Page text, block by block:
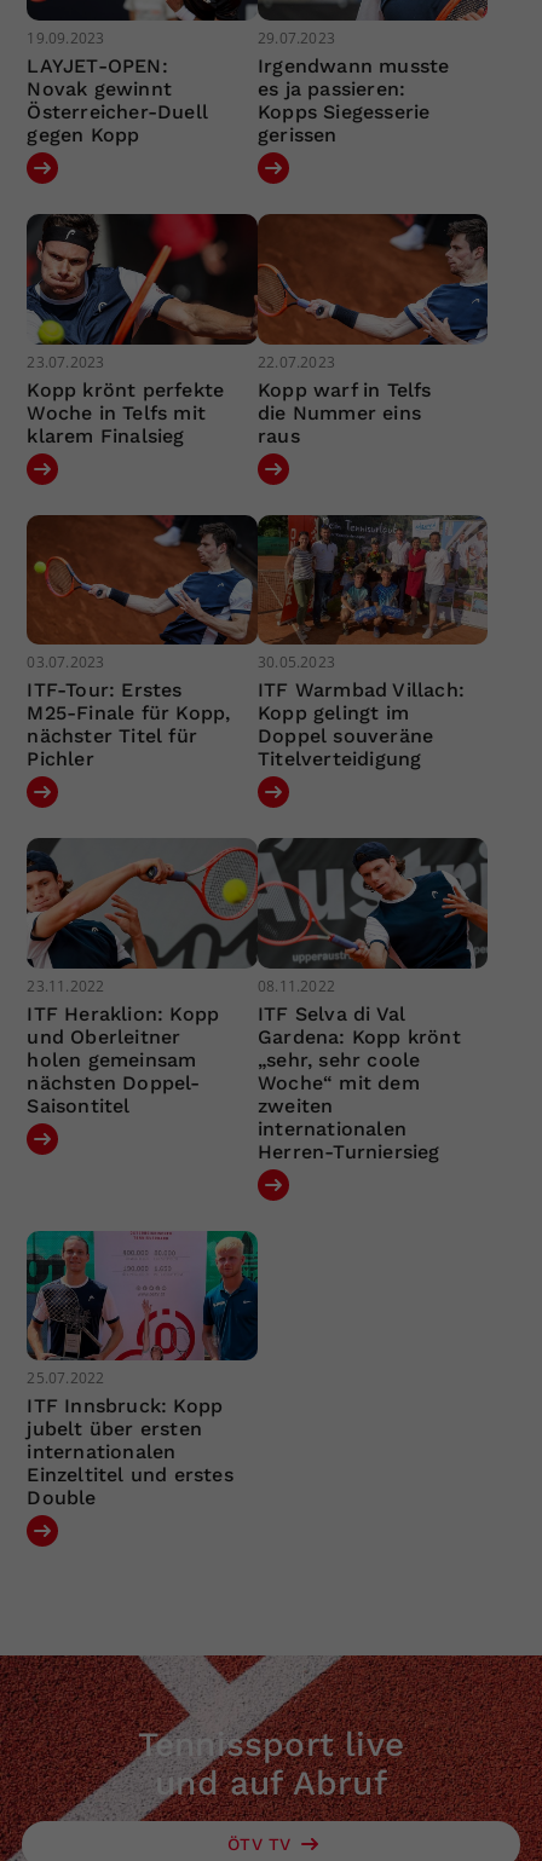
19.09.2023
LAYJET-OPEN:
Novak gewinnt
Österreicher-Duell
gegen Kopp
29.07.2023
Irgendwann musste
es ja passieren:
Kopps Siegesserie
gerissen
23.07.2023
Kopp krönt perfekte
Woche in Telfs mit
klarem Finalsieg
22.07.2023
Kopp warf in Telfs
die Nummer eins
raus
03.07.2023
ITF-Tour: Erstes
M25-Finale für Kopp,
nächster Titel für
Pichler
30.05.2023
ITF Warmbad Villach:
Kopp gelingt im
Doppel souveräne
Titelverteidigung
23.11.2022
ITF Heraklion: Kopp
und Oberleitner
holen gemeinsam
nächsten Doppel-
Saisontitel
08.11.2022
ITF Selva di Val
Gardena: Kopp krönt
„sehr, sehr coole
Woche“ mit dem
zweiten
internationalen
Herren-Turniersieg
25.07.2022
ITF Innsbruck: Kopp
jubelt über ersten
internationalen
Einzeltitel und erstes
Double
Tennissport live
und auf Abruf
ÖTV TV